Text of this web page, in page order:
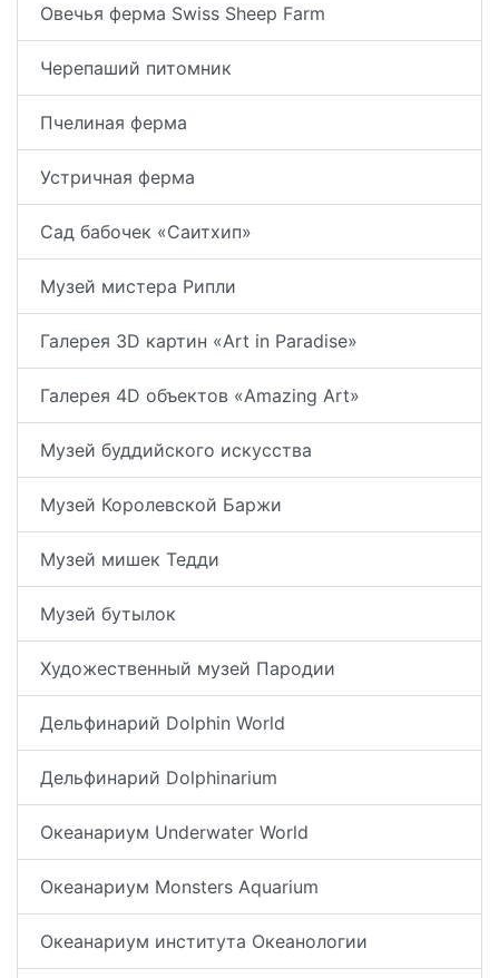
Овечья ферма Swiss Sheep Farm
Черепаший питомник
Пчелиная ферма
Устричная ферма
Сад бабочек «Саитхип»
Музей мистера Рипли
Галерея 3D картин «Art in Paradise»
Галерея 4D объектов «Amazing Art»
Музей буддийского искусства
Музей Королевской Баржи
Музей мишек Тедди
Музей бутылок
Художественный музей Пародии
Дельфинарий Dolphin World
Дельфинарий Dolphinarium
Океанариум Underwater World
Океанариум Monsters Aquarium
Океанариум института Океанологии